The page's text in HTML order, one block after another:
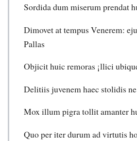
Sordida dum miserum prendat
Dimovet at tempus Venerem:
Pallas
Objicit huic remoras ¡llici
Delitiis juvenem haec stolidis
Mox illum pigra tollit amanter
Quo per iter durum ad virtutis